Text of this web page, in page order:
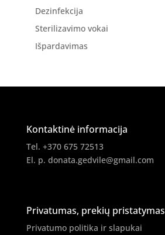
Dezinfekcija
Sterilizavimo vokai
Išpardavimas
Kontaktinė informacija
Tel. +370 675 72513
El. p. donata.gedvile@gmail.com
Privatumas, prekių pristatymas
Privatumo politika ir slapukai